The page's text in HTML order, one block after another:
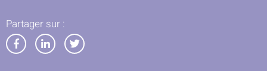
Partager sur :
PartagerPartagerPartager